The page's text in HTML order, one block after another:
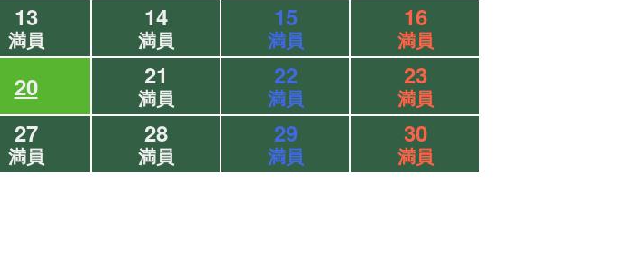
13
満員
14
満員
15
満員
16
満員
20 21
満員
22
満員
23
満員
27
満員
28
満員
29
満員
30
満員